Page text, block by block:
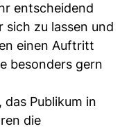
entscheidend
sich zu lassen und
einen Auftritt
besonders gern
das Publikum in
die